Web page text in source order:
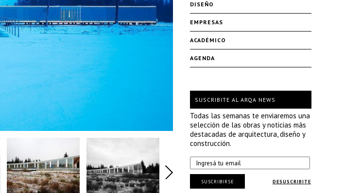
DISEÑO
EMPRESAS
ACADÉMICO
AGENDA
SUSCRIBITE AL ARQA NEWS
Todas las semanas te enviaremos una
selección de las obras y noticias más
destacadas de arquitectura, diseño y
construcción.
DESUSCRIBITE
SUSCRIBIRSE